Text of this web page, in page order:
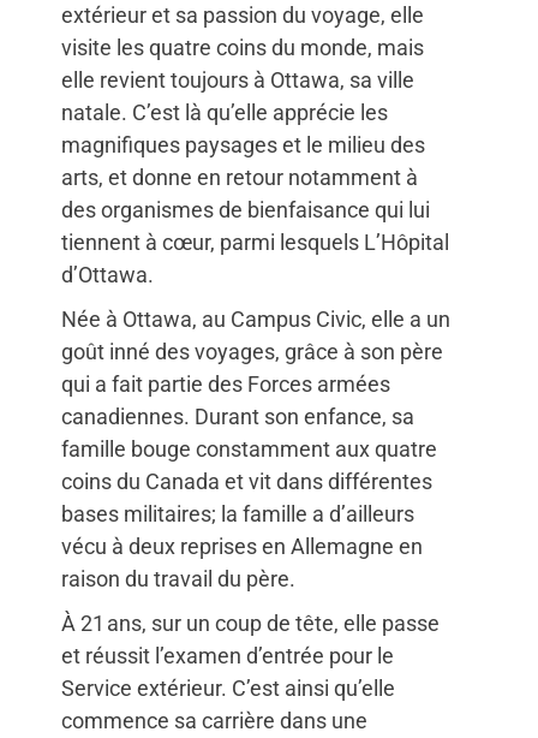
extérieur et sa passion du voyage, elle
visite les quatre coins du monde, mais
elle revient toujours à Ottawa, sa ville
natale. C’est là qu’elle apprécie les
magnifiques paysages et le milieu des
arts, et donne en retour notamment à
des organismes de bienfaisance qui lui
tiennent à cœur, parmi lesquels L’Hôpital
d’Ottawa.
Née à Ottawa, au Campus Civic, elle a un
goût inné des voyages, grâce à son père
qui a fait partie des Forces armées
canadiennes. Durant son enfance, sa
famille bouge constamment aux quatre
coins du Canada et vit dans différentes
bases militaires; la famille a d’ailleurs
vécu à deux reprises en Allemagne en
raison du travail du père.
À 21 ans, sur un coup de tête, elle passe
et réussit l’examen d’entrée pour le
Service extérieur. C’est ainsi qu’elle
commence sa carrière dans une